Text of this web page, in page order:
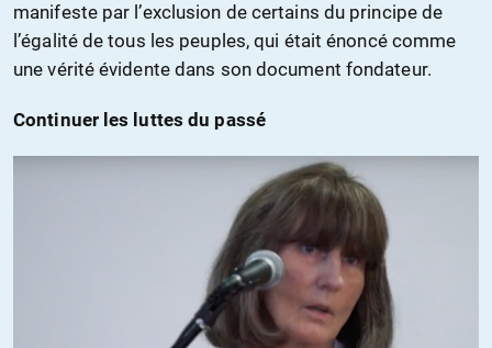
manifeste par l’exclusion de certains du principe de
l’égalité de tous les peuples, qui était énoncé comme
une vérité évidente dans son document fondateur.
Continuer les luttes du passé